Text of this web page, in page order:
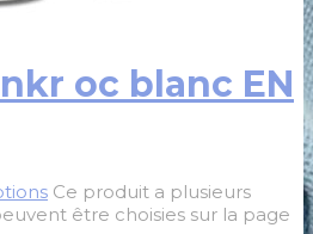
oc blanc EN
Ce produit a plusieurs
être choisies sur la page